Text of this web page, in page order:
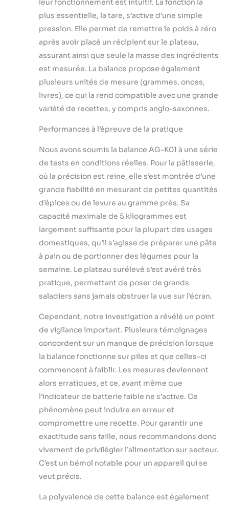
leur fonctionnement est intuitif. La fonction la
plus essentielle, la tare, s’active d’une simple
pression. Elle permet de remettre le poids à zéro
après avoir placé un récipient sur le plateau,
assurant ainsi que seule la masse des ingrédients
est mesurée. La balance propose également
plusieurs unités de mesure (grammes, onces,
livres), ce qui la rend compatible avec une grande
variété de recettes, y compris anglo-saxonnes.
Performances à l’épreuve de la pratique
Nous avons soumis la balance AG-K01 à une série
de tests en conditions réelles. Pour la pâtisserie,
où la précision est reine, elle s’est montrée d’une
grande fiabilité en mesurant de petites quantités
d’épices ou de levure au gramme près. Sa
capacité maximale de 5 kilogrammes est
largement suffisante pour la plupart des usages
domestiques, qu’il s’agisse de préparer une pâte
à pain ou de portionner des légumes pour la
semaine. Le plateau surélevé s’est avéré très
pratique, permettant de poser de grands
saladiers sans jamais obstruer la vue sur l’écran.
Cependant, notre investigation a révélé un point
de vigilance important. Plusieurs témoignages
concordent sur un manque de précision lorsque
la balance fonctionne sur piles et que celles-ci
commencent à faiblir. Les mesures deviennent
alors erratiques, et ce, avant même que
l’indicateur de batterie faible ne s’active. Ce
phénomène peut induire en erreur et
compromettre une recette. Pour garantir une
exactitude sans faille, nous recommandons donc
vivement de privilégier l’alimentation sur secteur.
C’est un bémol notable pour un appareil qui se
veut précis.
La polyvalence de cette balance est également